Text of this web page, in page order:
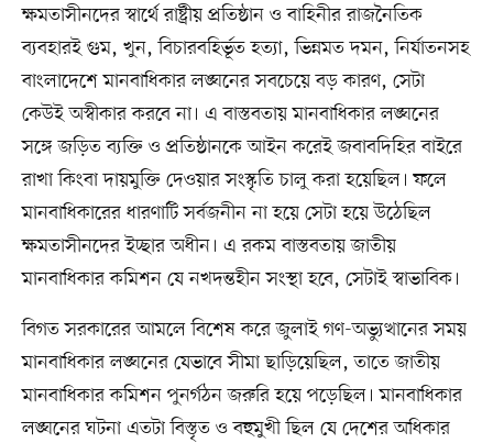
ক্ষমতাসীনদের স্বার্থে রাষ্ট্রীয় প্রতিষ্ঠান ও বাহিনীর রাজনৈতিক
ব্যবহারই গুম, খুন, বিচারবহির্ভূত হত্যা, ভিন্নমত দমন, নির্যাতনসহ
বাংলাদেশে মানবাধিকার লঙ্ঘনের সবচেয়ে বড় কারণ, সেটা
কেউই অস্বীকার করবে না। এ বাস্তবতায় মানবাধিকার লঙ্ঘনের
সঙ্গে জড়িত ব্যক্তি ও প্রতিষ্ঠানকে আইন করেই জবাবদিহির বাইরে
রাখা কিংবা দায়মুক্তি দেওয়ার সংস্কৃতি চালু করা হয়েছিল। ফলে
মানবাধিকারের ধারণাটি সর্বজনীন না হয়ে সেটা হয়ে উঠেছিল
ক্ষমতাসীনদের ইচ্ছার অধীন। এ রকম বাস্তবতায় জাতীয়
মানবাধিকার কমিশন যে নখদন্তহীন সংস্থা হবে, সেটাই স্বাভাবিক।
বিগত সরকারের আমলে বিশেষ করে জুলাই গণ-অভ্যুত্থানের সময়
মানবাধিকার লঙ্ঘনের যেভাবে সীমা ছাড়িয়েছিল, তাতে জাতীয়
মানবাধিকার কমিশন পুনর্গঠন জরুরি হয়ে পড়েছিল। মানবাধিকার
লঙ্ঘনের ঘটনা এতটা বিস্তৃত ও বহুমুখী ছিল যে দেশের অধিকার